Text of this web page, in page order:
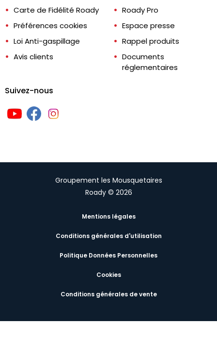
Carte de Fidélité Roady
Préférences cookies
Loi Anti-gaspillage
Avis clients
Roady Pro
Espace presse
Rappel produits
Documents
réglementaires
Suivez-nous
Groupement les Mousquetaires
Roady © 2026
Mentions légales
Conditions générales d'utilisation
Politique Données Personnelles
Cookies
Conditions générales de vente